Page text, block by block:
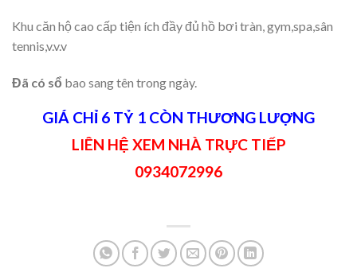
Khu căn hộ cao cấp tiện ích đầy đủ hồ bơi tràn, gym,spa,sân
tennis,v.v.v
Đã có sổ bao sang tên trong ngày.
GIÁ CHỈ 6 TỶ 1 CÒN THƯƠNG LƯỢNG
LIÊN HỆ XEM NHÀ TRỰC TIẾP
0934072996